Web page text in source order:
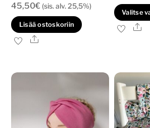
45,50€ (sis. alv. 25,5%)
Lisää ostoskoriin
Ale
Valitse
Ale